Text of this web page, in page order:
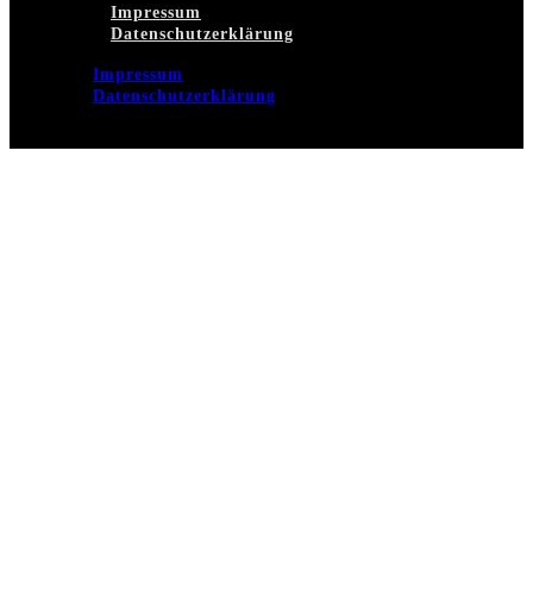
Impressum
Datenschutzerklärung
Impressum
Datenschutzerklärung